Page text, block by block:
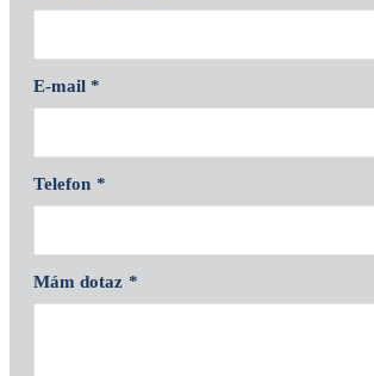
E-mail *
Telefon *
Mám dotaz *